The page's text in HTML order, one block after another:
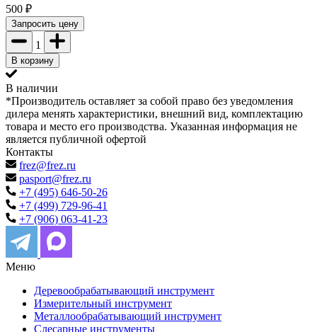
500 ₽
Запросить цену
1
В корзину
В наличии
*Производитель оставляет за собой право без уведомления
дилера менять характеристики, внешний вид, комплектацию
товара и место его производства. Указанная информация не
является публичной офертой
Контакты
frez@frez.ru
pasport@frez.ru
+7 (495) 646-50-26
+7 (499) 729-96-41
+7 (906) 063-41-23
Меню
Деревообрабатывающий инструмент
Измерительный инструмент
Металлообрабатывающий инструмент
Слесарные инструменты